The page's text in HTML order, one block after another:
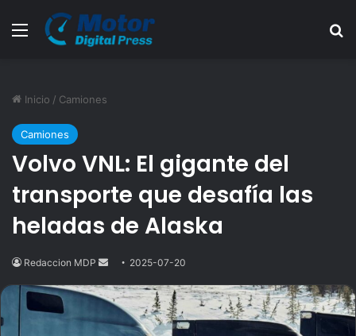
Menú
Inicio / Camiones
Camiones
Volvo VNL: El gigante del
transporte que desafía las
heladas de Alaska
Redaccion MDP
Send
email
2025-07-20